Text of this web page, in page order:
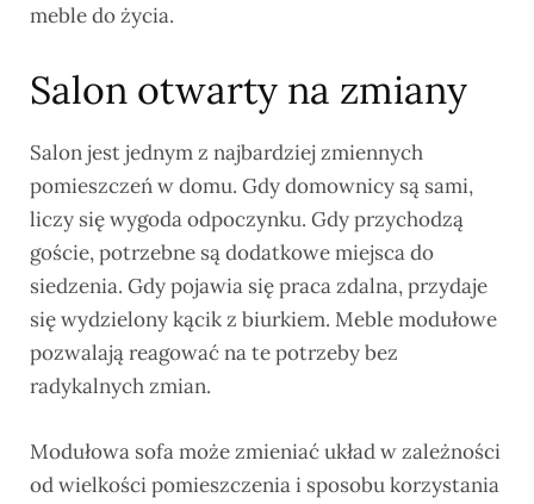
meble do życia.
Salon otwarty na zmiany
Salon jest jednym z najbardziej zmiennych
pomieszczeń w domu. Gdy domownicy są sami,
liczy się wygoda odpoczynku. Gdy przychodzą
goście, potrzebne są dodatkowe miejsca do
siedzenia. Gdy pojawia się praca zdalna, przydaje
się wydzielony kącik z biurkiem. Meble modułowe
pozwalają reagować na te potrzeby bez
radykalnych zmian.
Modułowa sofa może zmieniać układ w zależności
od wielkości pomieszczenia i sposobu korzystania